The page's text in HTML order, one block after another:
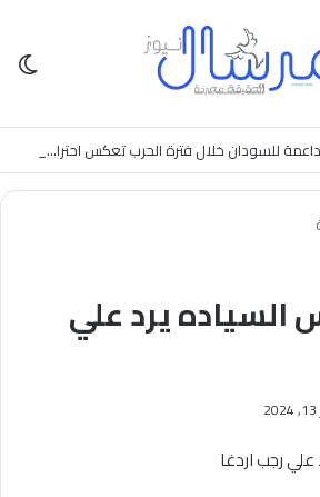
عقار: مواقف مصر الداعمة للسودان خلال فترة الحرب تعكس احترامها العميق لإرادة الشعب السوداني
يرد علي
رجب اردغا